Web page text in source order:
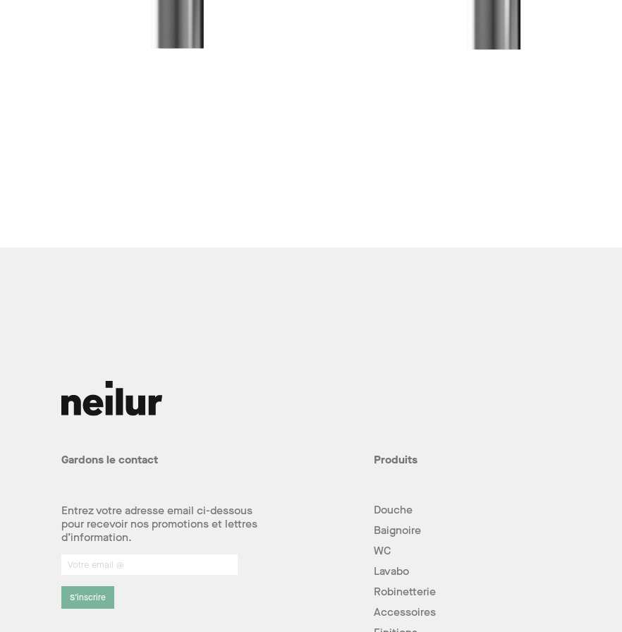
Gardons le contact
Entrez votre adresse email ci-dessous
pour recevoir nos promotions et lettres
d’information.
S’inscrire
Produits
Douche
Baignoire
WC
Lavabo
Robinetterie
Accessoires